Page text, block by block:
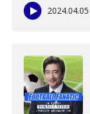
2024.04.05